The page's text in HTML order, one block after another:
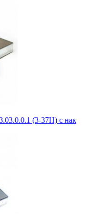
(3-37Н) с нак